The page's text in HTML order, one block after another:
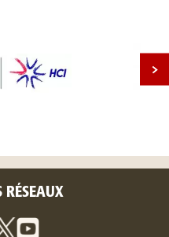
RÉSEAUX